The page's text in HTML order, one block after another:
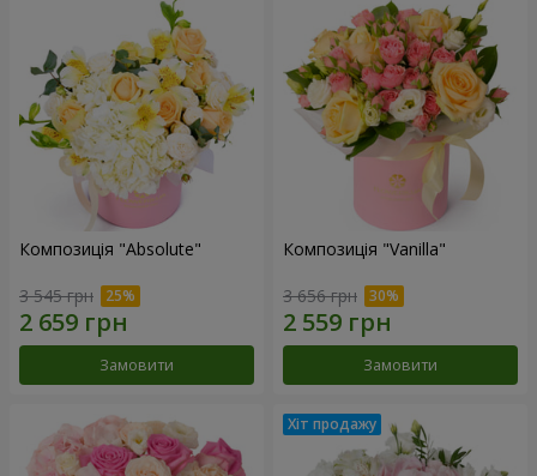
Композиція "Absolute"
3 545 грн
Замовити
Композиція "Vanilla"
3 656 грн
Замовити